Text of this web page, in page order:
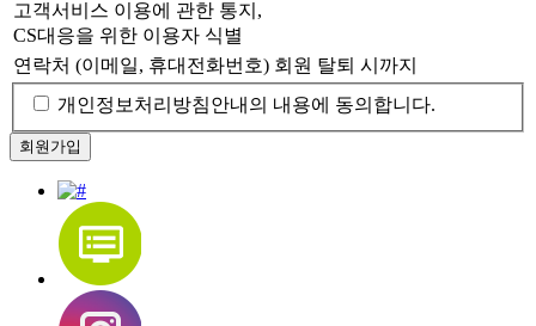
고객서비스 이용에 관한 통지,
CS대응을 위한 이용자 식별
연락처 (이메일, 휴대전화번호) 회원 탈퇴 시까지
개인정보처리방침안내의 내용에 동의합니다.